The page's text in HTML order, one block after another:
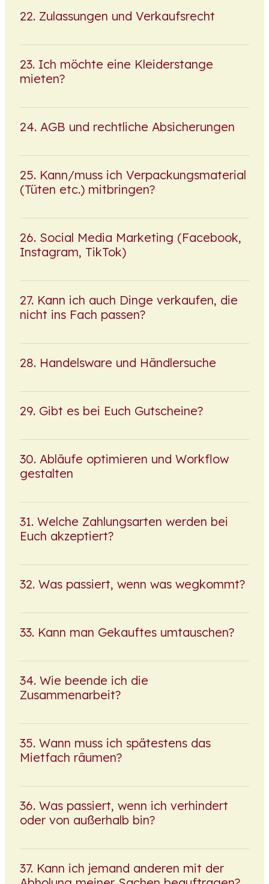
Zulassungen und Verkaufsrecht
Ich möchte eine Kleiderstange
mieten?
AGB und rechtliche Absicherungen
Kann/muss ich Verpackungsmaterial
(Tüten etc.) mitbringen?
Social Media Marketing (Facebook,
Instagram, TikTok)
Kann ich auch Dinge verkaufen, die
nicht ins Fach passen?
Handelsware und Händlersuche
Gibt es bei Euch Gutscheine?
Abläufe optimieren und Workflow
gestalten
Welche Zahlungsarten werden bei
Euch akzeptiert?
Was passiert, wenn was wegkommt?
Kann man Gekauftes umtauschen?
Wie beende ich die
Zusammenarbeit?
Wann muss ich spätestens das
Mietfach räumen?
Was passiert, wenn ich verhindert
oder von außerhalb bin?
Kann ich jemand anderen mit der